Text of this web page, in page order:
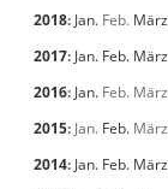
2018: Jan. Feb. März
2017: Jan. Feb. März
2016: Jan. Feb. März
2015: Jan. Feb. März
2014: Jan. Feb. März